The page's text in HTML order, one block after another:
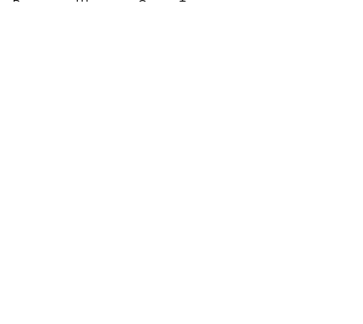
Вероника Шаткова, Ольга Фролова.